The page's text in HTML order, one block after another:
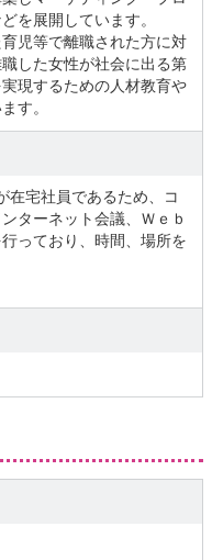
を展開しています。
児等で離職された方に対
した女性が社会に出る第
現するための人材教育や
す。
在宅社員であるため、コ
ターネット会議、Ｗｅｂ
っており、時間、場所を